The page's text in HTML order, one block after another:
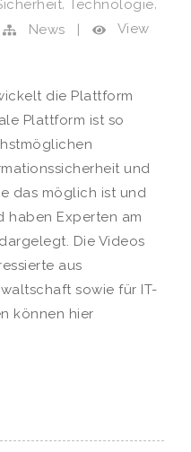
, Technologie,
News |
View
die Plattform
Plattform ist so
und
das möglich ist und
haben Experten am
Die Videos
aus
sowie für IT-
können hier